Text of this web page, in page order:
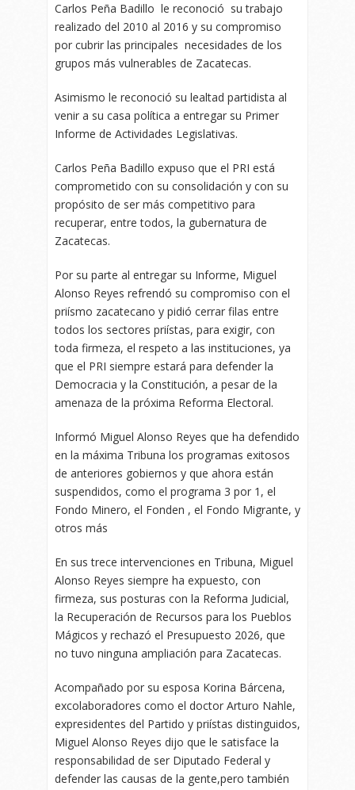
Carlos Peña Badillo le reconoció su trabajo
realizado del 2010 al 2016 y su compromiso
por cubrir las principales necesidades de los
grupos más vulnerables de Zacatecas.
Asimismo le reconoció su lealtad partidista al
venir a su casa política a entregar su Primer
Informe de Actividades Legislativas.
Carlos Peña Badillo expuso que el PRI está
comprometido con su consolidación y con su
propósito de ser más competitivo para
recuperar, entre todos, la gubernatura de
Zacatecas.
Por su parte al entregar su Informe, Miguel
Alonso Reyes refrendó su compromiso con el
priísmo zacatecano y pidió cerrar filas entre
todos los sectores priístas, para exigir, con
toda firmeza, el respeto a las instituciones, ya
que el PRI siempre estará para defender la
Democracia y la Constitución, a pesar de la
amenaza de la próxima Reforma Electoral.
Informó Miguel Alonso Reyes que ha defendido
en la máxima Tribuna los programas exitosos
de anteriores gobiernos y que ahora están
suspendidos, como el programa 3 por 1, el
Fondo Minero, el Fonden , el Fondo Migrante, y
otros más
En sus trece intervenciones en Tribuna, Miguel
Alonso Reyes siempre ha expuesto, con
firmeza, sus posturas con la Reforma Judicial,
la Recuperación de Recursos para los Pueblos
Mágicos y rechazó el Presupuesto 2026, que
no tuvo ninguna ampliación para Zacatecas.
Acompañado por su esposa Korina Bárcena,
excolaboradores como el doctor Arturo Nahle,
expresidentes del Partido y priístas distinguidos,
Miguel Alonso Reyes dijo que le satisface la
responsabilidad de ser Diputado Federal y
defender las causas de la gente,pero también